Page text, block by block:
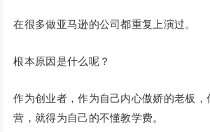
在很多做亚马逊的公司都重复上演过。
根本原因是什么呢？
作为创业者，作为自己内心傲娇的老板，
营，就得为自己的不懂教学费。